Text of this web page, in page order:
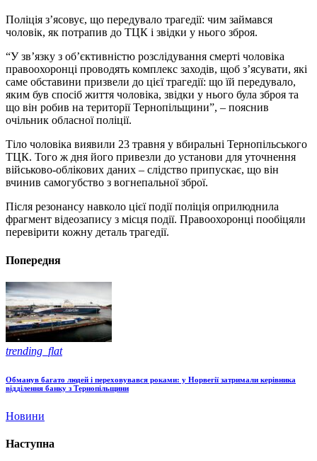
Поліція з’ясовує, що передувало трагедії: чим займався
чоловік, як потрапив до ТЦК і звідки у нього зброя.
“У зв’язку з об’єктивністю розслідування смерті чоловіка
правоохоронці проводять комплекс заходів, щоб з’ясувати, які
саме обставини призвели до цієї трагедії: що їй передувало,
яким був спосіб життя чоловіка, звідки у нього була зброя та
що він робив на території Тернопільщини”, – пояснив
очільник обласної поліції.
Тіло чоловіка виявили 23 травня у вбиральні Тернопільського
ТЦК. Того ж дня його привезли до установи для уточнення
військово-облікових даних – слідство припускає, що він
вчинив самогубство з вогнепальної зброї.
Після резонансу навколо цієї події поліція оприлюднила
фрагмент відеозапису з місця події. Правоохоронці пообіцяли
перевірити кожну деталь трагедії.
Попередня
trending_flat
Обманув багато людей і переховувався роками: у Норвегії затримали керівника
відділення банку з Тернопільщини
Новини
Наступна